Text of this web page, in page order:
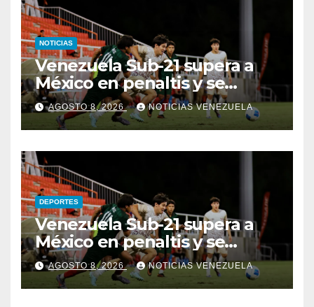
NOTICIAS
Venezuela Sub-21 supera a
México en penaltis y se
adjudica el oro
AGOSTO 8, 2026 NOTICIAS VENEZUELA
DEPORTES
Venezuela Sub-21 supera a
México en penaltis y se
adjudica el oro
AGOSTO 8, 2026 NOTICIAS VENEZUELA